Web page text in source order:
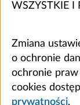
WSZYSTKIE I
Zmiana
o ochronie
ochronie
cookies
prywatności.